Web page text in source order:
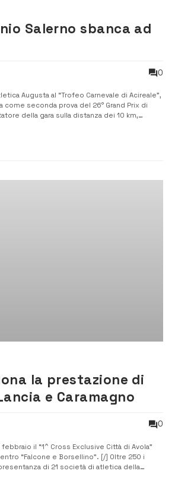
Salerno sbanca ad
0
Augusta al “Trofeo Carnevale di Acireale”,
come seconda prova del 26° Grand Prix di
della gara sulla distanza dei 10 km,
Augusta Ennio Sale...
la prestazione di
e Caramagno
0
il “1^ Cross Exclusive Città di Avola”
“Falcone e Borsellino”. [/] Oltre 250 i
di 21 società di atletica della
Argentino, 13esimo assoluto ...